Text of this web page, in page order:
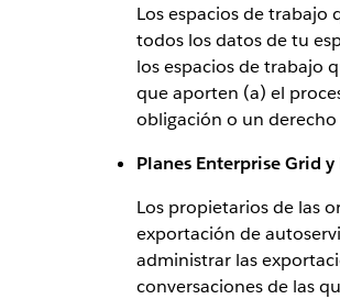
Los espacios de
todos los datos de tu
los espacios de trabajo
que aporten (a) el
obligación o un derecho
Planes Enterprise Grid
Los propietarios de las
exportación de
administrar las
conversaciones de las